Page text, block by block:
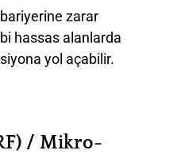
zarar
hassas alanlarda
yol açabilir.
/ Mikro-